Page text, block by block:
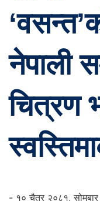
नेपाली
चित्रण
- १० चैत्र २०८१,